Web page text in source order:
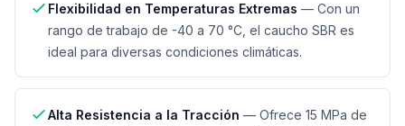
Flexibilidad en Temperaturas Extremas — Con un
rango de trabajo de -40 a 70 °C, el caucho SBR es
ideal para diversas condiciones climáticas.
Alta Resistencia a la Tracción — Ofrece 15 MPa de